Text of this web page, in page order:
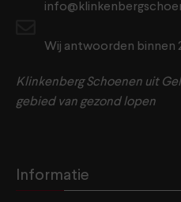
Wij antwoorden binnen
Klinkenberg Schoenen uit
gebied van gezond lopen
Informatie